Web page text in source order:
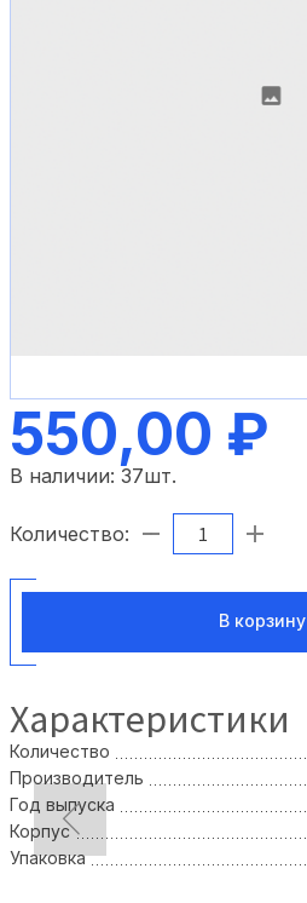
550,00 ₽
В наличии: 37шт.
Количество:
В корзину
Характеристики
Количество
Производитель
Год выпуска
Корпус
Упаковка